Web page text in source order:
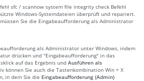
sfc / scannow system file integrity check Befehl
Windows-Systemdateien überprüft und repariert.
Sie die Eingabeaufforderung als Administrator
als Administrator unter Windows, indem
drücken und "Eingabeaufforderung" in das
auf das Ergebnis und Ausführen als
können Sie auch die Tastenkombination Win + X
in dem Sie die Eingabeaufforderung (Admin)